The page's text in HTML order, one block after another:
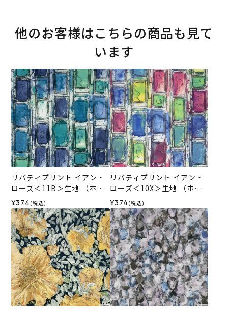
他のお客様はこちらの商品も見て
います
リバティプリント イアン・
ローズ＜11B＞生地 （ホビ
ーラホビーレオリジナル）2
026SS
¥374 (税込)
リバティプリント イアン・
ローズ＜10X＞生地 （ホビ
ーラホビーレオリジナル）2
026SS
¥374 (税込)